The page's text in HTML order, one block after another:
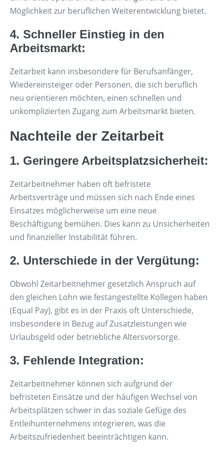
Möglichkeit zur beruflichen Weiterentwicklung bietet.
4. Schneller Einstieg in den
Arbeitsmarkt:
Zeitarbeit kann insbesondere für Berufsanfänger,
Wiedereinsteiger oder Personen, die sich beruflich
neu orientieren möchten, einen schnellen und
unkomplizierten Zugang zum Arbeitsmarkt bieten.
Nachteile der Zeitarbeit
1. Geringere Arbeitsplatzsicherheit:
Zeitarbeitnehmer haben oft befristete
Arbeitsverträge und müssen sich nach Ende eines
Einsatzes möglicherweise um eine neue
Beschäftigung bemühen. Dies kann zu Unsicherheiten
und finanzieller Instabilität führen.
2. Unterschiede in der Vergütung:
Obwohl Zeitarbeitnehmer gesetzlich Anspruch auf
den gleichen Lohn wie festangestellte Kollegen haben
(Equal Pay), gibt es in der Praxis oft Unterschiede,
insbesondere in Bezug auf Zusatzleistungen wie
Urlaubsgeld oder betriebliche Altersvorsorge.
3. Fehlende Integration:
Zeitarbeitnehmer können sich aufgrund der
befristeten Einsätze und der häufigen Wechsel von
Arbeitsplätzen schwer in das soziale Gefüge des
Entleihunternehmens integrieren, was die
Arbeitszufriedenheit beeinträchtigen kann.